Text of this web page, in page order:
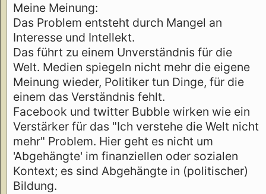
Meine Meinung:
Das Problem entsteht durch Mangel an
Interesse und Intellekt.
Das führt zu einem Unverständnis für die
Welt. Medien spiegeln nicht mehr die eigene
Meinung wieder, Politiker tun Dinge, für die
einem das Verständnis fehlt.
Facebook und twitter Bubble wirken wie ein
Verstärker für das "Ich verstehe die Welt nicht
mehr" Problem. Hier geht es nicht um
'Abgehängte' im finanziellen oder sozialen
Kontext; es sind Abgehängte in (politischer)
Bildung.